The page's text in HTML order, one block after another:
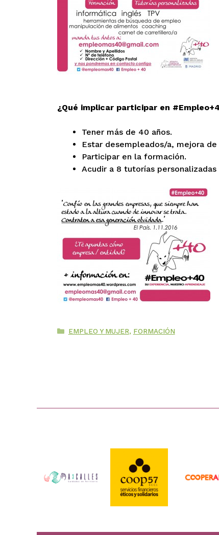
¿Qué implicar participar en
Tener más de 40 años.
Estar desempleados/a, mejora
Participar en la formación.
Acudir a 8 tutorías
Categorías
EMPLEO Y MUJER, FORMACIÓN